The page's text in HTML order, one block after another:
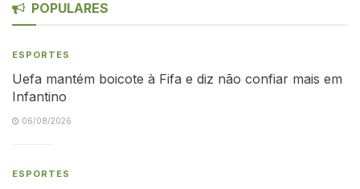
POPULARES
ESPORTES
Uefa mantém boicote à Fifa e diz não confiar mais em
Infantino
06/08/2026
ESPORTES